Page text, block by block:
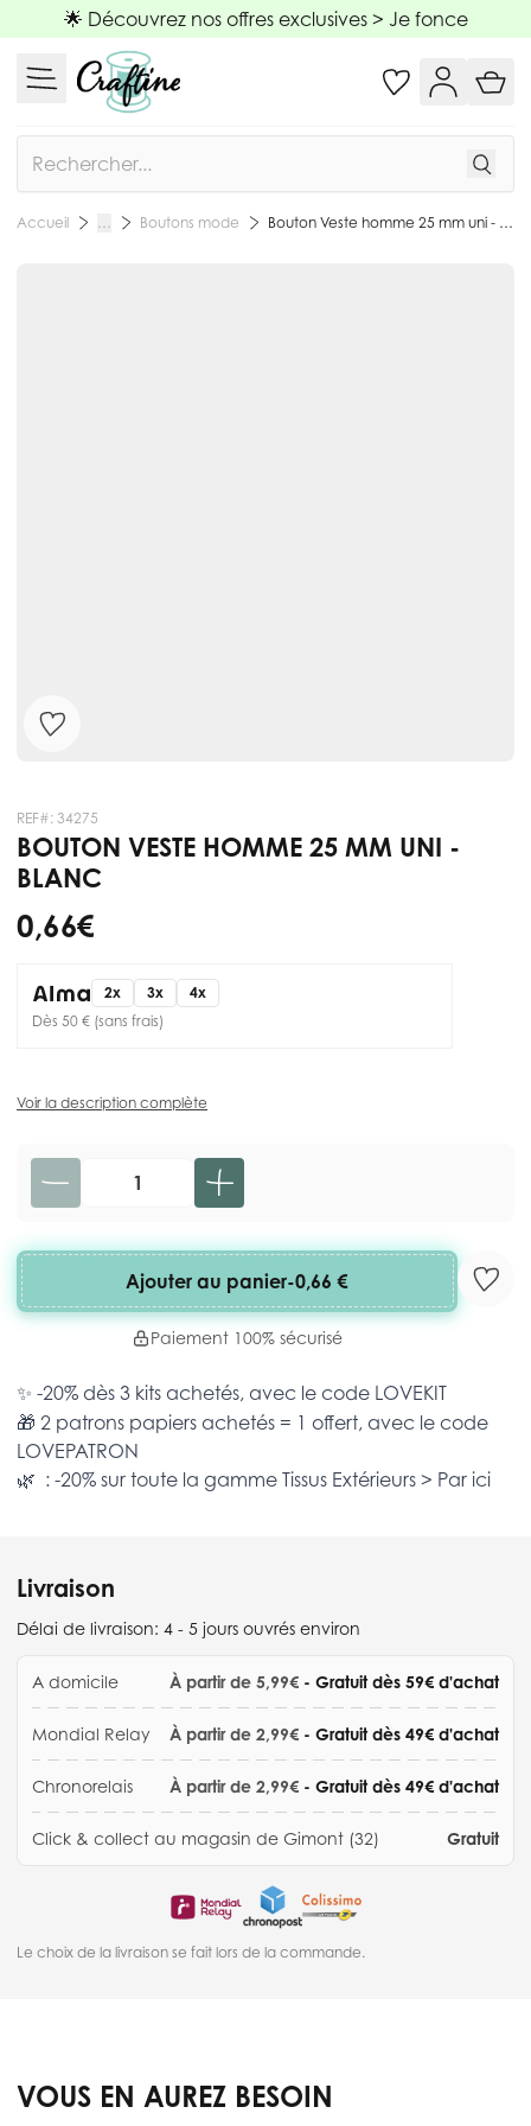
Allez au contenu
🌟 Découvrez nos offres exclusives > Je fonce
Accueil … Boutons mode Bouton Veste homme 25 mm uni - Blanc
REF#: 34275
BOUTON VESTE HOMME 25 MM UNI -
BLANC
0,66 €
2x 3x
4x
Dès 50 € (sans frais)
Voir la description complète
Quantité
Ajouter au panier-0,66 €
Paiement 100% sécurisé
✨ -20% dès 3 kits achetés, avec le code LOVEKIT
🎁 2 patrons papiers achetés = 1 offert, avec le code
LOVEPATRON
🌿 : -20% sur toute la gamme Tissus Extérieurs > Par ici
Livraison
Délai de livraison: 4 - 5 jours ouvrés environ
A domicile À partir de 5,99€ - Gratuit dès 59€ d'achat
Mondial Relay À partir de 2,99€ - Gratuit dès 49€ d'achat
Chronorelais À partir de 2,99€ - Gratuit dès 49€ d'achat
Click & collect au magasin de Gimont (32) Gratuit
Le choix de la livraison se fait lors de la commande.
VOUS EN AUREZ BESOIN